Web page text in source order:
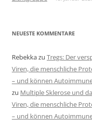
NEUESTE KOMMENTARE
Rebekkazu Tregs: Der
Viren, die menschliche
– und können
zu Multiple Sklerose und
Viren, die menschliche
– und können